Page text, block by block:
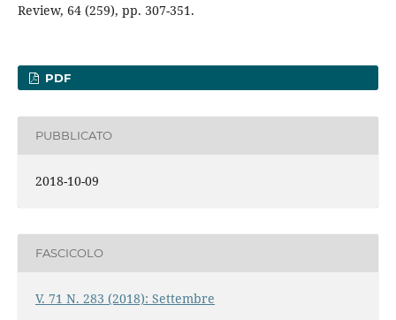
Review, 64 (259), pp. 307-351.
PDF
PUBBLICATO
2018-10-09
FASCICOLO
V. 71 N. 283 (2018): Settembre